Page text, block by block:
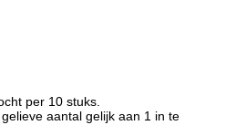
per 10 stuks.
aantal gelijk aan 1 in te